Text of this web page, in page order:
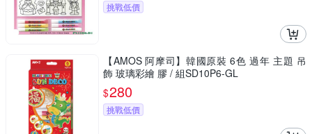
挑戰低價
【AMOS 阿摩司】韓國原裝 6色 過年 主題 吊
飾 玻璃彩繪 膠 / 組SD10P6-GL
$280
挑戰低價